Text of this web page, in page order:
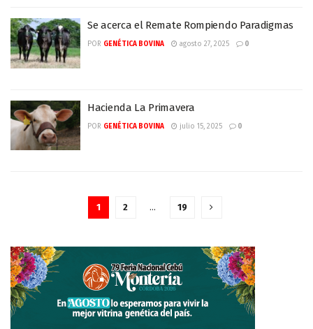
Se acerca el Remate Rompiendo Paradigmas
POR GENÉTICA BOVINA agosto 27, 2025 0
Hacienda La Primavera
POR GENÉTICA BOVINA julio 15, 2025 0
1 2 … 19